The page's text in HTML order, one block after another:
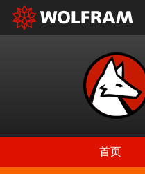
首页